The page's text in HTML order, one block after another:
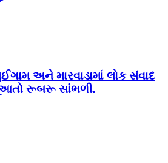
અને મારવાડામાં લોક સંવાદ
રૂબરૂ સાંભળી.